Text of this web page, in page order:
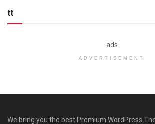
tt
ads
ADVERTISEMENT
We bring you the best Premium WordPress